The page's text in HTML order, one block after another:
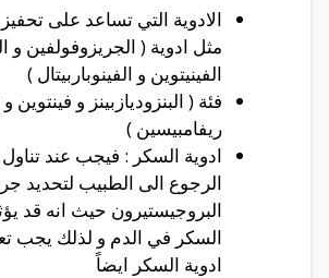
الادوية التي تساعد على
مثل ادوية ( الجريزوفولفين و
الفينيتوين و الفينوباربيتال )
فئة ( البنزوديازبينز و فينتوين و
ريفامبيسين )
ادوية السكر : فيجب عند تناول
الرجوع الى الطبيب لتحديد
البروجيستيرون حيث انه قد
السكر في الدم و لذلك يجب
ادوية السكر ايضاً